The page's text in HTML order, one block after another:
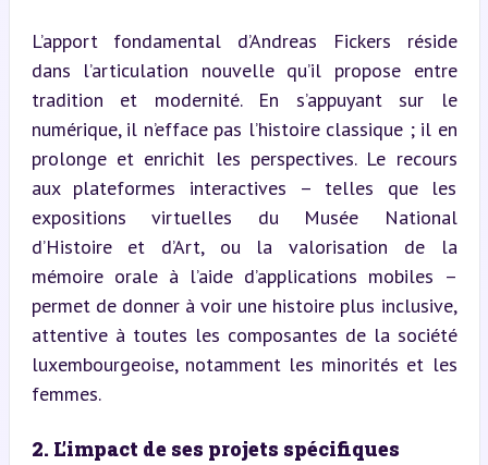
L’apport fondamental d’Andreas Fickers réside
dans l’articulation nouvelle qu’il propose entre
tradition et modernité. En s’appuyant sur le
numérique, il n’efface pas l’histoire classique ; il en
prolonge et enrichit les perspectives. Le recours
aux plateformes interactives – telles que les
expositions virtuelles du Musée National
d’Histoire et d’Art, ou la valorisation de la
mémoire orale à l’aide d’applications mobiles –
permet de donner à voir une histoire plus inclusive,
attentive à toutes les composantes de la société
luxembourgeoise, notamment les minorités et les
femmes.
2. L’impact de ses projets spécifiques